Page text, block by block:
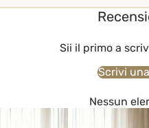
Sii il primo a
Scrivi
Nessun